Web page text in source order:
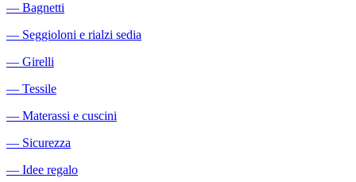
― Bagnetti
― Seggioloni e rialzi sedia
― Girelli
― Tessile
― Materassi e cuscini
― Sicurezza
― Idee regalo